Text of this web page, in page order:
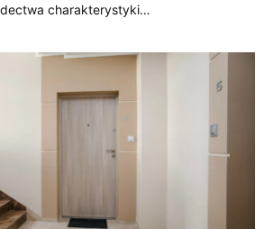
charakterystyki…